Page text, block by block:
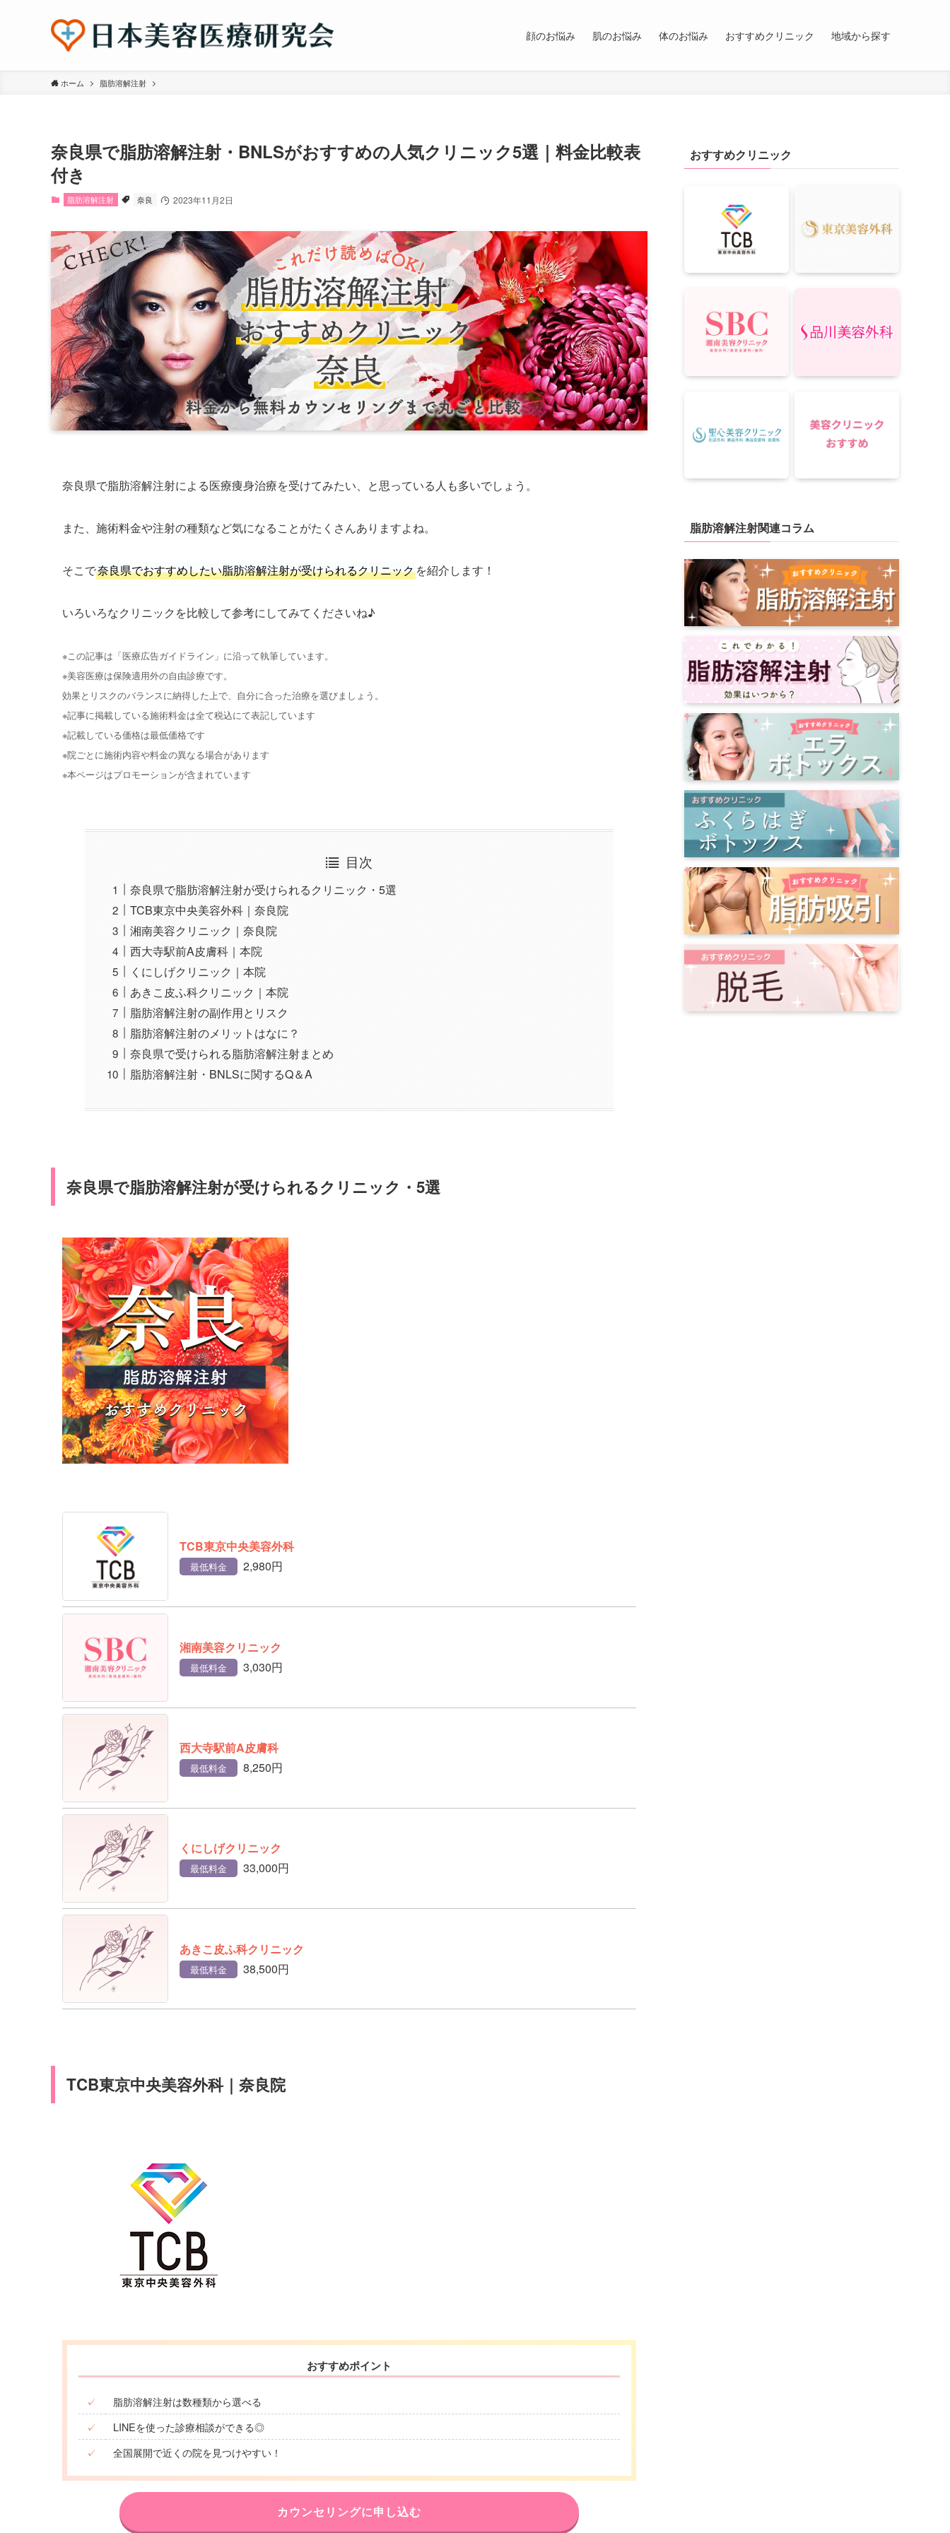
顔のお悩み 肌のお悩み 体のお悩み おすすめクリニック 地域から探す
ホーム 脂肪溶解注射
奈良県で脂肪溶解注射・BNLSがおすすめの人気クリニック5選｜料金比較表
付き
脂肪溶解注射 奈良 2023年11月2日
奈良県で脂肪溶解注射による医療痩身治療を受けてみたい、と思っている人も多いでしょう。
また、施術料金や注射の種類など気になることがたくさんありますよね。
そこで奈良県でおすすめしたい脂肪溶解注射が受けられるクリニックを紹介します！
いろいろなクリニックを比較して参考にしてみてくださいね♪
※この記事は「医療広告ガイドライン」に沿って執筆しています。
※美容医療は保険適用外の自由診療です。
効果とリスクのバランスに納得した上で、自分に合った治療を選びましょう。
※記事に掲載している施術料金は全て税込にて表記しています
※記載している価格は最低価格です
※院ごとに施術内容や料金の異なる場合があります
※本ページはプロモーションが含まれています
目次
奈良県で脂肪溶解注射が受けられるクリニック・5選
TCB東京中央美容外科｜奈良院
湘南美容クリニック｜奈良院
西大寺駅前A皮膚科｜本院
くにしげクリニック｜本院
あきこ皮ふ科クリニック｜本院
脂肪溶解注射の副作用とリスク
脂肪溶解注射のメリットはなに？
奈良県で受けられる脂肪溶解注射まとめ
脂肪溶解注射・BNLSに関するQ＆A
奈良県で脂肪溶解注射が受けられるクリニック・5選
TCB東京中央美容外科
最低料金 2,980円
湘南美容クリニック
最低料金 3,030円
西大寺駅前A皮膚科
最低料金 8,250円
くにしげクリニック
最低料金 33,000円
あきこ皮ふ科クリニック
最低料金 38,500円
TCB東京中央美容外科｜奈良院
おすすめポイント
✓
脂肪溶解注射は数種類から選べる
✓
LINEを使った診療相談ができる◎
✓
全国展開で近くの院を見つけやすい！
カウンセリングに申し込む
おすすめクリニック
脂肪溶解注射関連コラム